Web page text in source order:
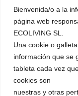
Bienvenida/o a la
página web
ECOLIVING SL.
Una cookie o
información que se
tableta cada vez
cookies son
nuestras y otras
+ 34 967 16 04 64
Condiciones de Venta